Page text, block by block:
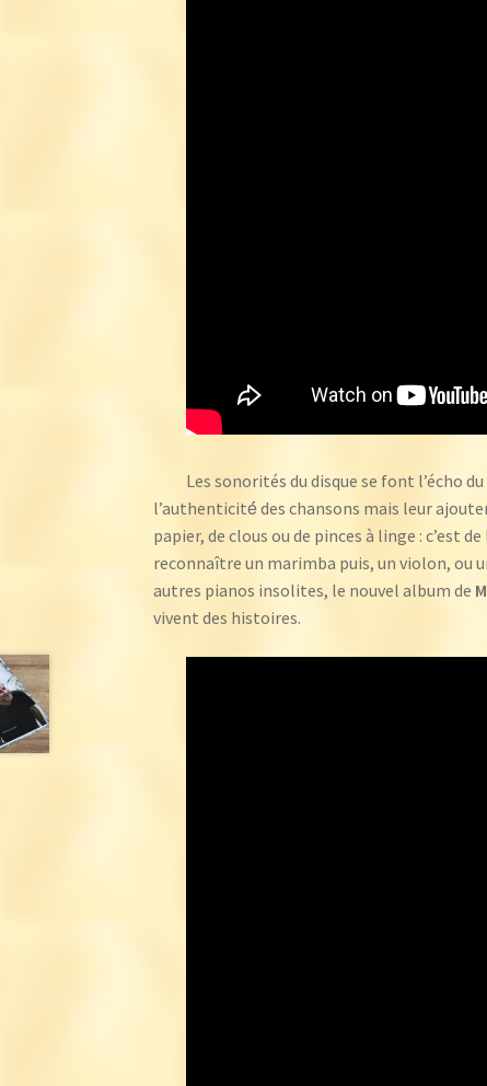
Les sonorités du disque se font l’écho
l’authenticité́ des chansons mais leur
papier, de clous ou de pinces à linge : c’est
reconnaître un marimba puis, un violon, ou
autres pianos insolites, le nouvel album de
vivent des histoires.